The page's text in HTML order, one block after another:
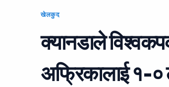
खेलकुद
क्यानडाले
अफ्रिकालाई १-०